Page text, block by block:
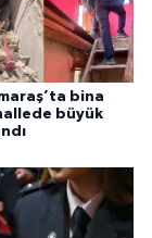
bina
büyük